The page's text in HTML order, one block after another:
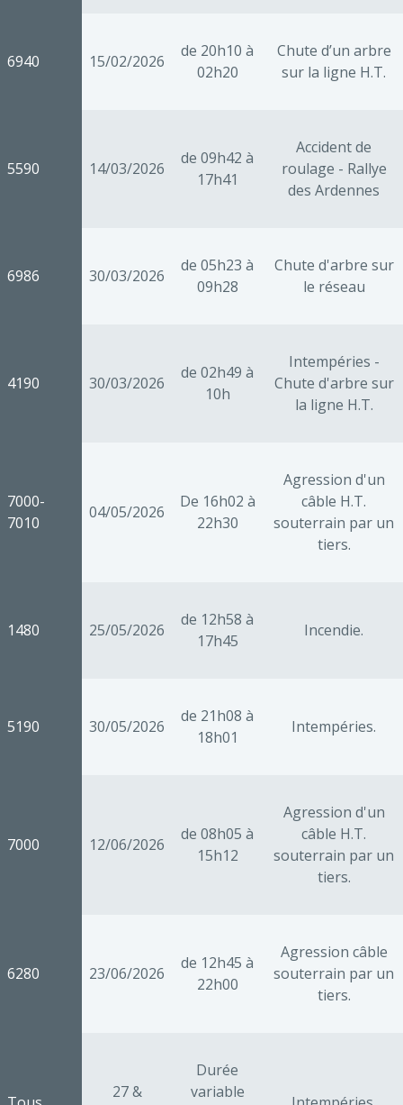
6940 15/02/2026
de 20h10 à
02h20
Chute d’un arbre
sur la ligne H.T.
5590 14/03/2026
de 09h42 à
17h41
Accident de
roulage - Rallye
des Ardennes
6986 30/03/2026
de 05h23 à
09h28
Chute d'arbre sur
le réseau
4190 30/03/2026
de 02h49 à
10h
Intempéries -
Chute d'arbre sur
la ligne H.T.
7000-
7010
04/05/2026
De 16h02 à
22h30
Agression d'un
câble H.T.
souterrain par un
tiers.
1480 25/05/2026
de 12h58 à
17h45
Incendie.
5190 30/05/2026
de 21h08 à
18h01
Intempéries.
7000 12/06/2026
de 08h05 à
15h12
Agression d'un
câble H.T.
souterrain par un
tiers.
6280 23/06/2026
de 12h45 à
22h00
Agression câble
souterrain par un
tiers.
27 &
Durée
variable